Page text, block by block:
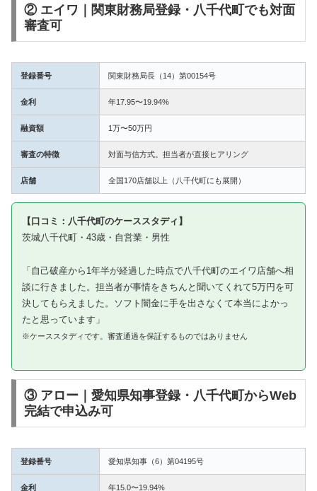
② エイワ｜関東財務局登録・八千代町でも対面
審査可
登録番号 関東財務局長（14）第00154号
金利 年17.95〜19.94%
融資額 1万〜50万円
審査の特徴 対面与信方式。担当者が直接ヒアリング
店舗 全国170店舗以上（八千代町にも展開）
【口コミ：八千代町のケーススタディ】
茨城八千代町・43歳・自営業・男性
「自己破産から1年半が経過した時点で八千代町のエイワ店舗へ相
談に行きました。担当者が事情をきちんと聞いてくれて5万円を可
決してもらえました。ソフト闇金に手を出さなくて本当によかっ
たと思っています」
※ケーススタディです。審査通過を保証するものではありません
③ アロー｜愛知県知事登録・八千代町からWeb
完結で申込み可
登録番号 愛知県知事（6）第04195号
金利 年15.0〜19.94%